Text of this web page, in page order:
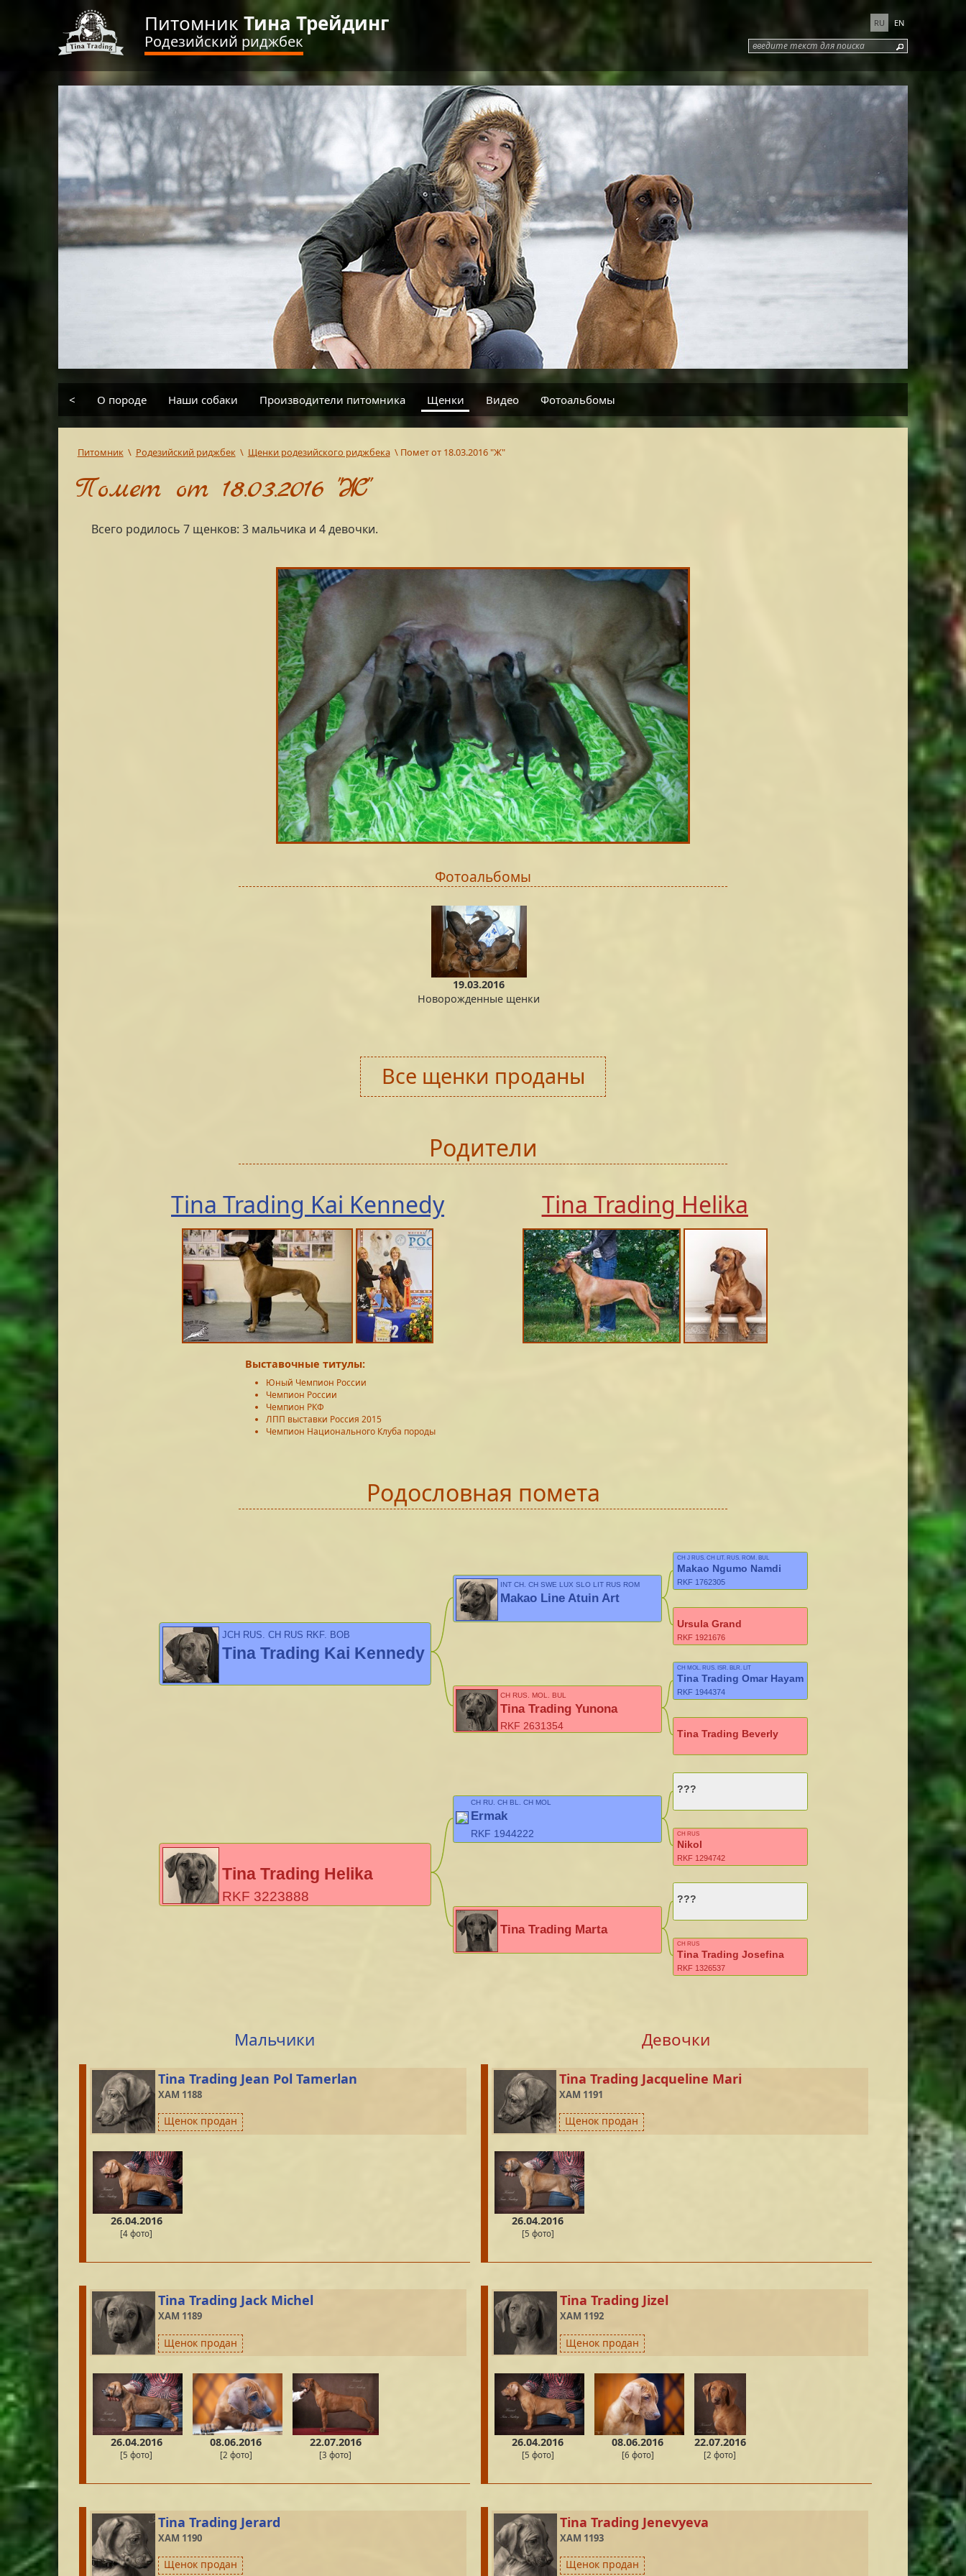
ПитомникТина Трейдинг
Родезийский риджбек
RU EN
введите текст для поиска
< О породе Наши собаки Производители питомника Щенки Видео Фотоальбомы
Питомник \ Родезийский риджбек \ Щенки родезийского риджбека \ Помет от 18.03.2016 "Ж"
Помет от 18.03.2016 "Ж"
Всего родилось 7 щенков: 3 мальчика и 4 девочки.
Фотоальбомы
19.03.2016
Новорожденные щенки
Все щенки проданы
Родители
Tina Trading Kai Kennedy
Выставочные титулы:
Юный Чемпион России
Чемпион России
Чемпион РКФ
ЛПП выставки Россия 2015
Чемпион Национального Клуба породы
Tina Trading Helika
Родословная помета
JCH RUS, CH RUS RKF, BOB
Tina Trading Kai Kennedy
INT CH, CH SWE LUX SLO LIT RUS ROM
UKR RKF
Makao Line Atuin Art
CH J RUS, CH LIT, RUS, ROM, BUL
Makao Ngumo Namdi
RKF 1762305
Ursula Grand
RKF 1921676
CH RUS, MOL, BUL
Tina Trading Yunona
RKF 2631354
CH MOL, RUS, ISR, BLR, LIT
Tina Trading Omar Hayam
RKF 1944374
Tina Trading Beverly
Tina Trading Helika
RKF 3223888
CH RU, CH BL, CH MOL
Ermak
RKF 1944222
???
CH RUS
Nikol
RKF 1294742
Tina Trading Marta
???
CH RUS
Tina Trading Josefina
RKF 1326537
Мальчики
Tina Trading Jean Pol Tamerlan
XAM 1188
Щенок продан
26.04.2016
[4 фото]
Tina Trading Jack Michel
XAM 1189
Щенок продан
26.04.2016
[5 фото]
08.06.2016
[2 фото]
22.07.2016
[3 фото]
Tina Trading Jerard
XAM 1190
Щенок продан
Девочки
Tina Trading Jacqueline Mari
XAM 1191
Щенок продан
26.04.2016
[5 фото]
Tina Trading Jizel
XAM 1192
Щенок продан
26.04.2016
[5 фото]
08.06.2016
[6 фото]
22.07.2016
[2 фото]
Tina Trading Jenevyeva
XAM 1193
Щенок продан